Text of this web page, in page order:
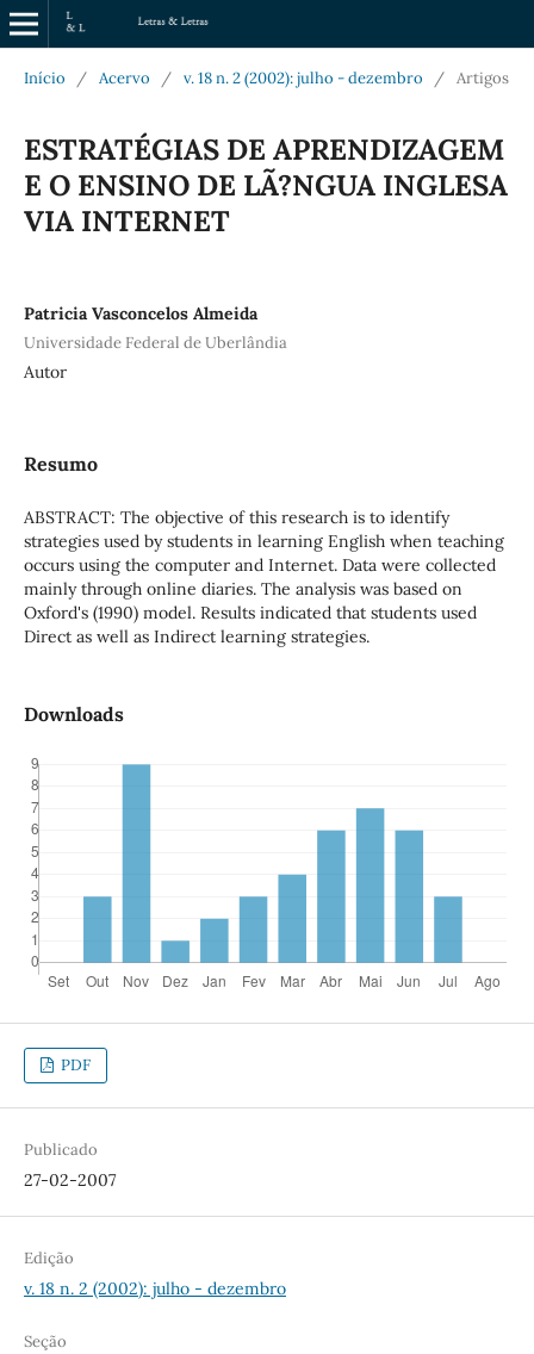
Início / Acervo / v. 18 n. 2 (2002): julho - dezembro / Artigos
ESTRATÉGIAS DE APRENDIZAGEM
E O ENSINO DE LÃ?NGUA INGLESA
VIA INTERNET
Patricia Vasconcelos Almeida
Universidade Federal de Uberlândia
Autor
Resumo
ABSTRACT: The objective of this research is to identify
strategies used by students in learning English when teaching
occurs using the computer and Internet. Data were collected
mainly through online diaries. The analysis was based on
Oxford's (1990) model. Results indicated that students used
Direct as well as Indirect learning strategies.
Downloads
PDF
Publicado
27-02-2007
Edição
v. 18 n. 2 (2002): julho - dezembro
Seção